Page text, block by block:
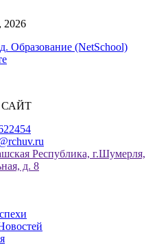
2026
Образование (NetSchool)
Республика, г.Шумерля,
д. 8